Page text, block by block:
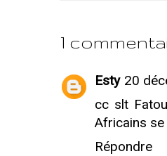
1
Esty 20
cc slt
Africains se
Répondre